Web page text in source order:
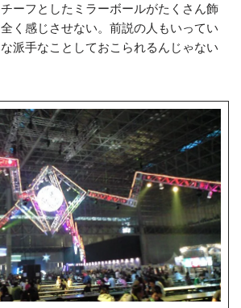
ーフとしたミラーボールがたくさん飾
く感じさせない。前説の人もいってい
派手なことしておこられるんじゃない